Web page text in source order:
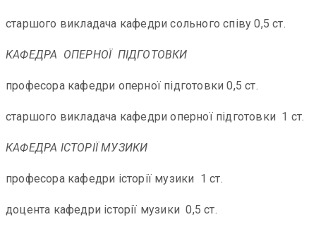
старшого викладача кафедри сольного співу 0,5 ст.
КАФЕДРА ОПЕРНОЇ ПІДГОТОВКИ
професора кафедри оперної підготовки 0,5 ст.
старшого викладача кафедри оперної підготовки 1 ст.
КАФЕДРА ІСТОРІЇ МУЗИКИ
професора кафедри історії музики 1 ст.
доцента кафедри історії музики 0,5 ст.